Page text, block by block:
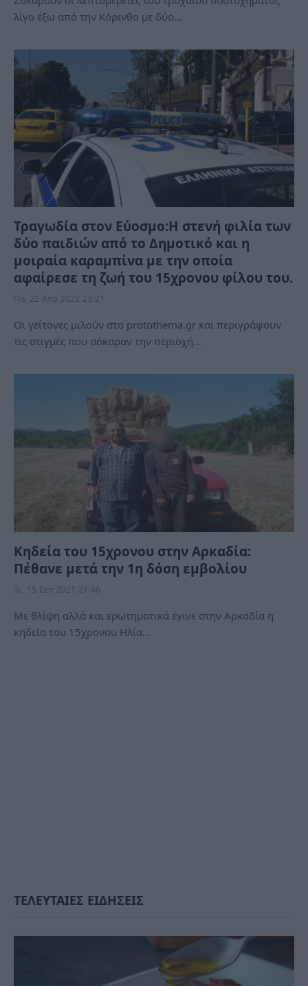
λίγο έξω από την Κόρινθο με δύο…
Τραγωδία στον Εύοσμο:Η στενή φιλία των
δύο παιδιών από το Δημοτικό και η
μοιραία καραμπίνα με την οποία
αφαίρεσε τη ζωή του 15χρονου φίλου του.
Πα, 22 Απρ 2022 23:21
Οι γείτονες μιλούν στο protothema.gr και περιγράφουν
τις στιγμές που σόκαραν την περιοχή…
Κηδεία του 15χρονου στην Αρκαδία:
Πέθανε μετά την 1η δόση εμβολίου
Τε, 15 Σεπ 2021 21:46
Με θλίψη αλλά και ερωτηματικά έγινε στην Αρκαδία η
κηδεία του 15χρονου Ηλία…
ΤΕΛΕΥΤΑΙΕΣ ΕΙΔΗΣΕΙΣ